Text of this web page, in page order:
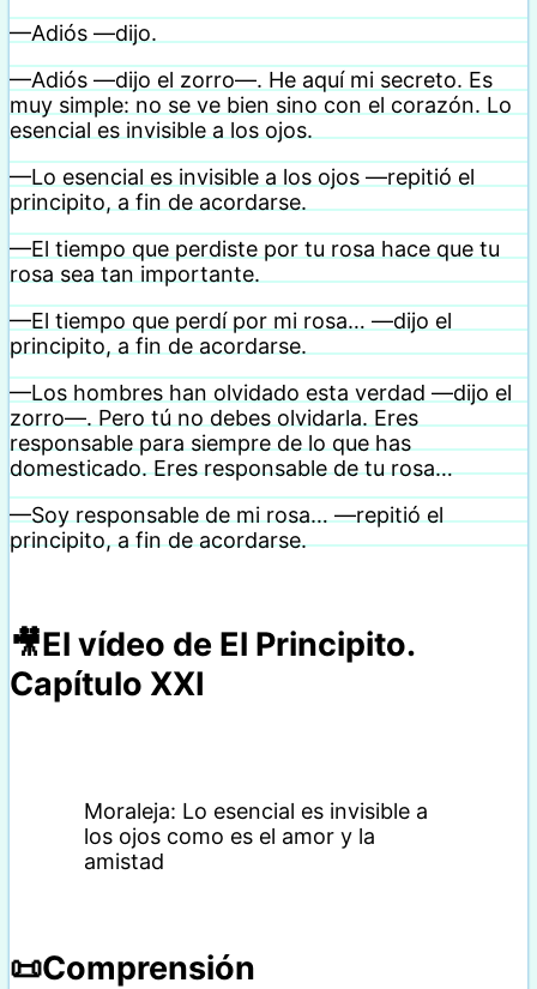
—Adiós —dijo.
—Adiós —dijo el zorro—. He aquí mi secreto. Es
muy simple: no se ve bien sino con el corazón. Lo
esencial es invisible a los ojos.
—Lo esencial es invisible a los ojos —repitió el
principito, a fin de acordarse.
—El tiempo que perdiste por tu rosa hace que tu
rosa sea tan importante.
—El tiempo que perdí por mi rosa… —dijo el
principito, a fin de acordarse.
—Los hombres han olvidado esta verdad —dijo el
zorro—. Pero tú no debes olvidarla. Eres
responsable para siempre de lo que has
domesticado. Eres responsable de tu rosa…
—Soy responsable de mi rosa… —repitió el
principito, a fin de acordarse.
🎥El vídeo de El Principito.
Capítulo XXI
Moraleja: Lo esencial es invisible a
los ojos como es el amor y la
amistad
📜Comprensión